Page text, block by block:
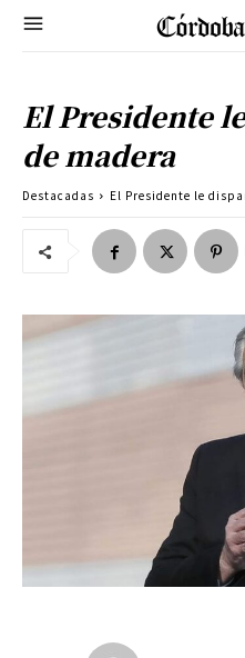
El Presidente
de madera
Destacadas El Presidente le